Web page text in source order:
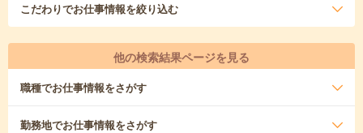
こだわりでお仕事情報を絞り込む
他の検索結果ページを見る
職種でお仕事情報をさがす
勤務地でお仕事情報をさがす